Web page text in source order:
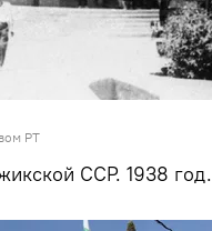
РТ
ССР. 1938 год.